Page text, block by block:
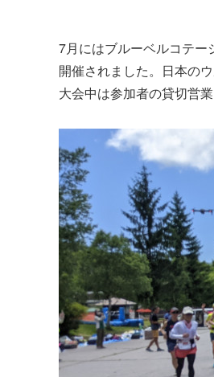
7月にはブルーベルコテ
開催されました。日本の
大会中は参加者の貸切営